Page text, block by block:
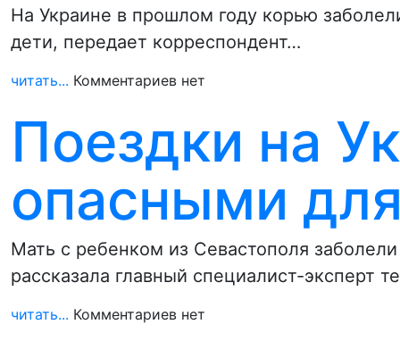
На Украине в прошлом году корью
дети, передает корреспондент…
читать... Комментариев нет
Поездки на
опасными
Мать с ребенком из Севастополя
рассказала главный специалист-эксперт
читать... Комментариев нет